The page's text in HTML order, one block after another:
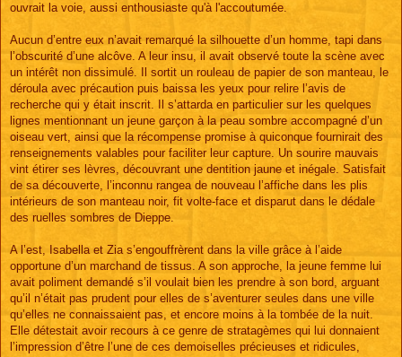
ouvrait la voie, aussi enthousiaste qu'à l'accoutumée.
Aucun d’entre eux n’avait remarqué la silhouette d’un homme, tapi dans
l’obscurité d’une alcôve. A leur insu, il avait observé toute la scène avec
un intérêt non dissimulé. Il sortit un rouleau de papier de son manteau, le
déroula avec précaution puis baissa les yeux pour relire l’avis de
recherche qui y était inscrit. Il s’attarda en particulier sur les quelques
lignes mentionnant un jeune garçon à la peau sombre accompagné d’un
oiseau vert, ainsi que la récompense promise à quiconque fournirait des
renseignements valables pour faciliter leur capture. Un sourire mauvais
vint étirer ses lèvres, découvrant une dentition jaune et inégale. Satisfait
de sa découverte, l’inconnu rangea de nouveau l’affiche dans les plis
intérieurs de son manteau noir, fit volte-face et disparut dans le dédale
des ruelles sombres de Dieppe.
A l’est, Isabella et Zia s’engouffrèrent dans la ville grâce à l’aide
opportune d’un marchand de tissus. A son approche, la jeune femme lui
avait poliment demandé s’il voulait bien les prendre à son bord, arguant
qu’il n’était pas prudent pour elles de s’aventurer seules dans une ville
qu’elles ne connaissaient pas, et encore moins à la tombée de la nuit.
Elle détestait avoir recours à ce genre de stratagèmes qui lui donnaient
l’impression d’être l’une de ces demoiselles précieuses et ridicules,